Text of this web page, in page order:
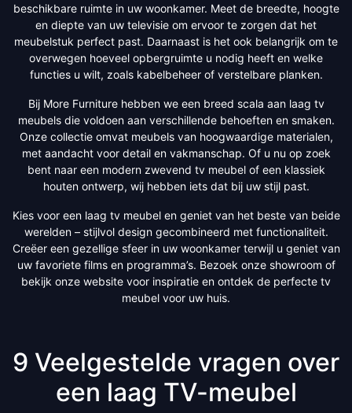
beschikbare ruimte in uw woonkamer. Meet de breedte, hoogte
en diepte van uw televisie om ervoor te zorgen dat het
meubelstuk perfect past. Daarnaast is het ook belangrijk om te
overwegen hoeveel opbergruimte u nodig heeft en welke
functies u wilt, zoals kabelbeheer of verstelbare planken.
Bij More Furniture hebben we een breed scala aan laag tv
meubels die voldoen aan verschillende behoeften en smaken.
Onze collectie omvat meubels van hoogwaardige materialen,
met aandacht voor detail en vakmanschap. Of u nu op zoek
bent naar een modern zwevend tv meubel of een klassiek
houten ontwerp, wij hebben iets dat bij uw stijl past.
Kies voor een laag tv meubel en geniet van het beste van beide
werelden – stijlvol design gecombineerd met functionaliteit.
Creëer een gezellige sfeer in uw woonkamer terwijl u geniet van
uw favoriete films en programma’s. Bezoek onze showroom of
bekijk onze website voor inspiratie en ontdek de perfecte tv
meubel voor uw huis.
9 Veelgestelde vragen over
een laag TV-meubel